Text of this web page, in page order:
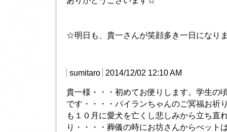
☆明日も、貴一さんが笑顔多き一日になり
sumitaro 2014/12/02 12:10 AM
貴一様・・・初めてお便りします。学生の
です・・・・パイランちゃんのご冥福お祈
も１０月に愛犬を亡くし悲しみから立ち直
り・・・・葬儀の時にお坊さんからぺット